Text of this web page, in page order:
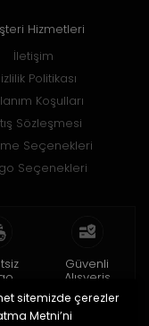
Hizmetleri
İletişim
Politikası
Koşulları
Sözleşmesi
Seçenekleri
Seçenekleri
üzeri
Güvenli
Alışveriş
256bit SSL ile
sitemizde çerezler
Metni’ni